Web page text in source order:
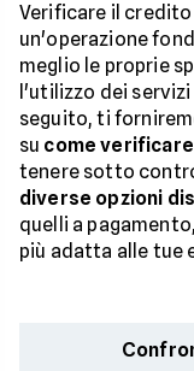
Verificare il credito
un'operazione
meglio le proprie
l'utilizzo dei
seguito, ti
su come
tenere sotto
diverse opzioni
quelli a
più adatta alle tue